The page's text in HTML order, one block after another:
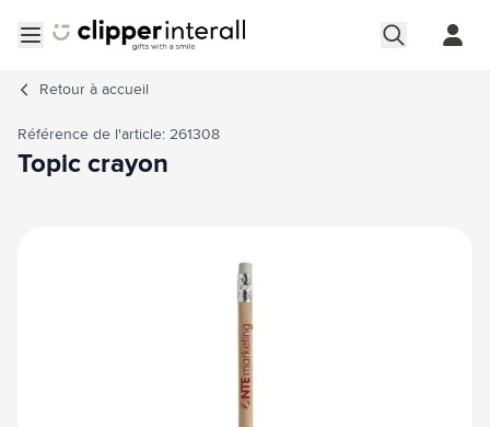
Retour à accueil
Référence de l'article: 261308
Topic crayon